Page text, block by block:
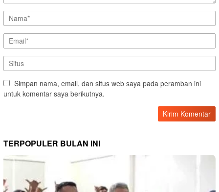
Simpan nama, email, dan situs web saya pada peramban ini
untuk komentar saya berikutnya.
TERPOPULER BULAN INI